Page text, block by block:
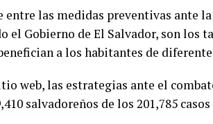
entre las medidas preventivas ante
el Gobierno de El Salvador, son los
a los habitantes de
web, las estrategias ante el
salvadoreños de los 201,785